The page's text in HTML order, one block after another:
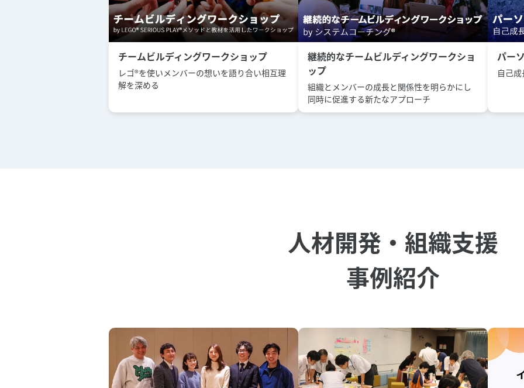
チームビルディングワークショップ
レゴ®︎を使いメンバーの想いを語り合い相互理
解を深める
継続的なチームビルディングワークショ
ップ
組織とメンバーの成長と関係性を明らかにし
同時に促進する新たなアプローチ
パー
自己
人材開発・組織支援
事例紹介